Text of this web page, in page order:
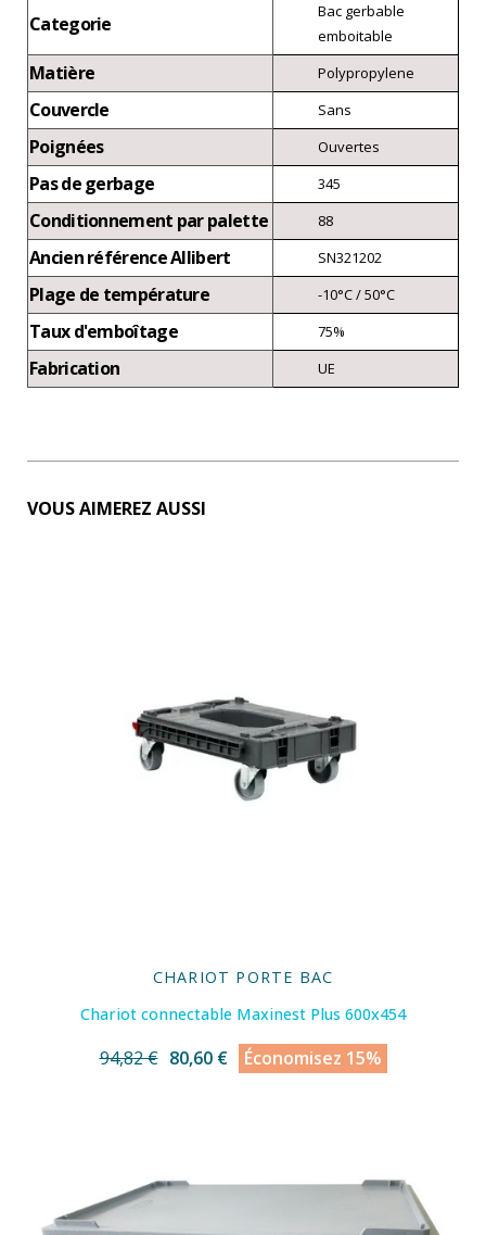
Categorie
Bac gerbable
emboitable
Matière Polypropylene
Couvercle Sans
Poignées Ouvertes
Pas de gerbage 345
Conditionnement par palette 88
Ancien référence Allibert SN321202
Plage de température -10°C / 50°C
Taux d'emboîtage 75%
Fabrication UE
VOUS AIMEREZ AUSSI
CHARIOT PORTE BAC
Chariot connectable Maxinest Plus 600x454
94,82 € 80,60 € Économisez 15%